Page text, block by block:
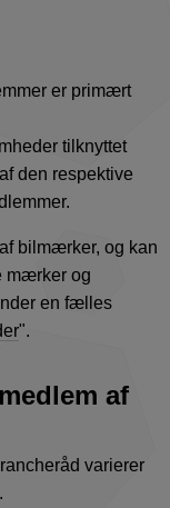
er primært
tilknyttet
den respektive
bilmærker, og kan
mærker og
en fælles
".
af
varierer